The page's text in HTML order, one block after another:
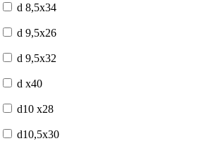
d 8,5x34
d 9,5x26
d 9,5x32
d x40
d10 x28
d10,5x30